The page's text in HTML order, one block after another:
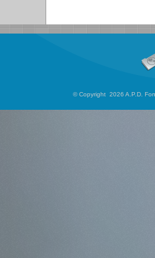
© Copyright 2026 A.P.D.